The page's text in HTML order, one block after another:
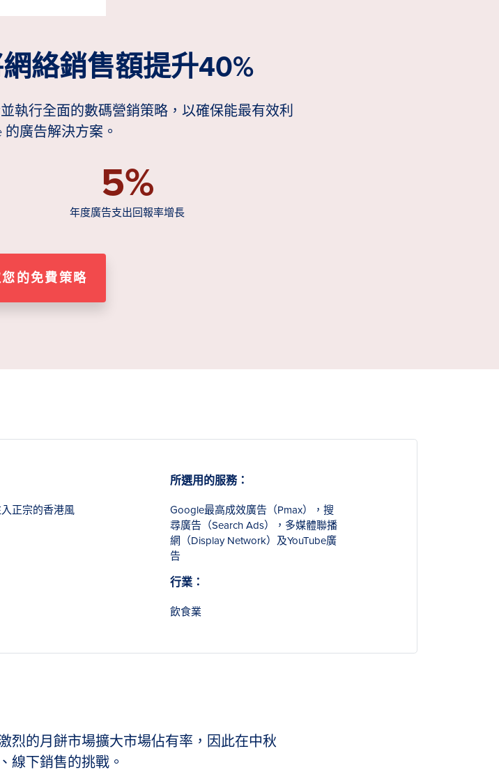
絡銷售額提升40%
執行全面的數碼營銷策略，以確保能最有效利
的廣告解決方案。
5%
年度廣告支出回報率增長
的免費策略
正宗的香港風
所選用的服務：
Google最高成效廣告（Pmax），搜
尋廣告（Search Ads），多媒體聯播
網（Display Network）及YouTube廣
告
行業：
飲食業
烈的月餅市場擴大市場佔有率，因此在中秋
線下銷售的挑戰。